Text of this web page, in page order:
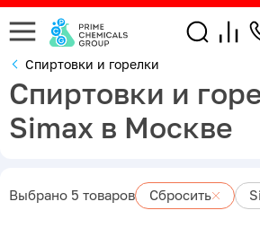
Спиртовки и горелки
Спиртовки и
Simax в Москве
Выбрано 5 товаров Сбросить